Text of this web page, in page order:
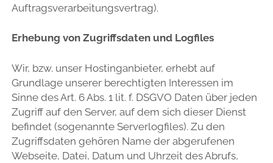
Auftragsverarbeitungsvertrag).
Erhebung von Zugriffsdaten und Logfiles
Wir, bzw. unser Hostinganbieter, erhebt auf
Grundlage unserer berechtigten Interessen im
Sinne des Art. 6 Abs. 1 lit. f. DSGVO Daten über jeden
Zugriff auf den Server, auf dem sich dieser Dienst
befindet (sogenannte Serverlogfiles). Zu den
Zugriffsdaten gehören Name der abgerufenen
Webseite, Datei, Datum und Uhrzeit des Abrufs,